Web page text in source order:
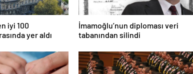
iyi 100
yer aldı
İmamoğlu’nun diploması veri
tabanından silindi